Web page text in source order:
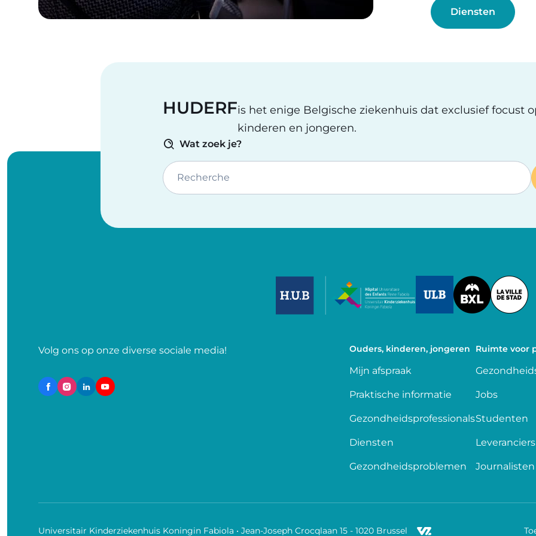
Diensten
HUDERFis het enige Belgische ziekenhuis dat exclusief focust
kinderen en jongeren.
Wat zoek je?
Recherche
Image
Volg ons op onze diverse sociale media! Ouders, kinderen, jongeren
Mijn afspraak
Praktische informatie
Gezondheidsprofessionals
Diensten
Gezondheidsproblemen
Ruimte voor
Jobs
Studenten
Leveranciers
Journalisten
Universitair Kinderziekenhuis Koningin Fabiola • Jean-Joseph Crocqlaan 15 - 1020 Brussel